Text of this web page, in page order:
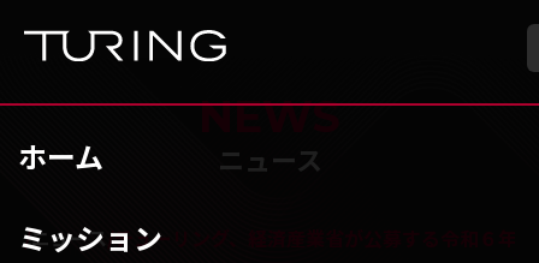
ホーム
ミッション
チューリング株式会社
/ニュース /チューリング、経済産業省が公募する令和６年
NEWS
ニュース